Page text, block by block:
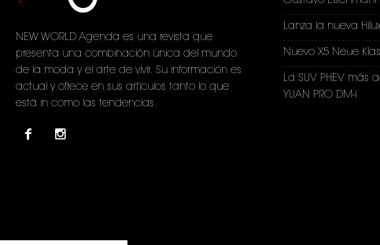
NEW WORLD Agenda es una revista que
presenta una combinación única del mundo
de la moda y el arte de vivir. Su información es
actual y ofrece en sus artículos tanto lo que
está in como las tendencias.
Lanza la nueva
Nuevo X5 Neue
La SUV PHEV más
YUAN PRO DM-i